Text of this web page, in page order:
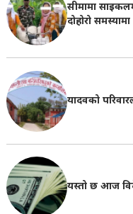
सीमामा
दोहोरो समस्यामा
यादवको
यस्तो छ आज